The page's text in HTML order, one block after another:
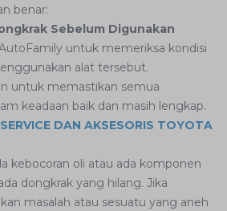
benar:
Sebelum Digunakan
untuk memeriksa kondisi
alat tersebut.
untuk memastikan semua
keadaan baik dan masih lengkap.
DAN AKSESORIS TOYOTA
kebocoran oli atau ada komponen
dongkrak yang hilang. Jika
masalah atau sesuatu yang aneh